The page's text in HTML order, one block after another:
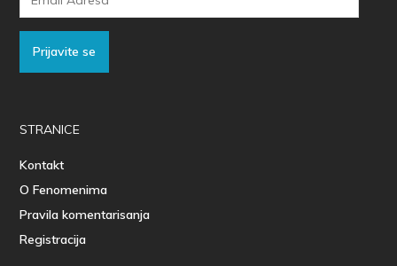
Prijavite se
STRANICE
Kontakt
O Fenomenima
Pravila komentarisanja
Registracija